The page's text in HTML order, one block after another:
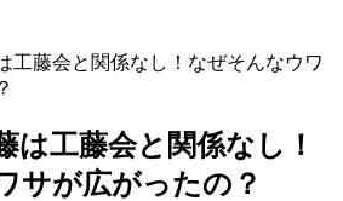
工藤会と関係なし！なぜそんなウワ
は工藤会と関係なし！
サが広がったの？